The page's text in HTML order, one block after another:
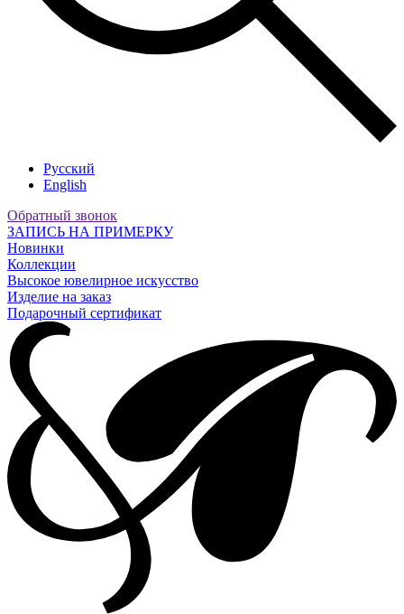
Русский
English
Обратный звонок
ЗАПИСЬ НА ПРИМЕРКУ
Новинки
Коллекции
Высокое ювелирное искусство
Изделие на заказ
Подарочный сертификат